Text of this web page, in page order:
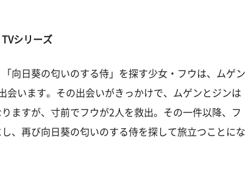
シリーズ
向日葵の匂いのする侍」を探す少女・フウは、ムゲン
会います。その出会いがきっかけで、ムゲンとジンは
ますが、寸前でフウが2人を救出。その一件以降、フ
、再び向日葵の匂いのする侍を探して旅立つことにな